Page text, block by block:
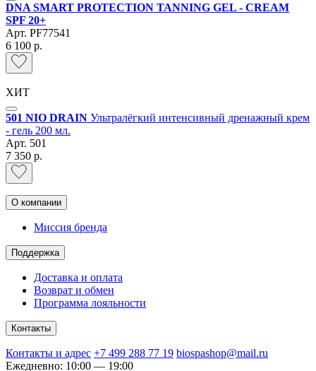
DNA SMART PROTECTION TANNING GEL - CREAM
SPF 20+
Арт. PF77541
6 100 р.
ХИТ
501 NIO DRAIN Ультралёгкий интенсивный дренажный крем
- гель 200 мл.
Арт. 501
7 350 р.
О компании
Миссия бренда
Поддержка
Доставка и оплата
Возврат и обмен
Программа лояльности
Контакты
Контакты и адрес +7 499 288 77 19 biospashop@mail.ru
Ежедневно: 10:00 — 19:00